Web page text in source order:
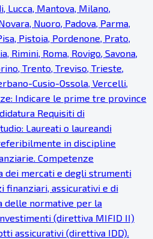
Lucca, Mantova, Milano,
Nuoro, Padova, Parma,
Pistoia, Pordenone, Prato,
Rimini, Roma, Rovigo, Savona,
Trento, Treviso, Trieste,
Cusio-Ossola, Vercelli,
Indicare le prime tre province
Requisiti di
Laureati o laureandi
in discipline
Competenze
dei mercati e degli strumenti
assicurativi e di
delle normative per la
(direttiva MIFID II)
assicurativi (direttiva IDD).